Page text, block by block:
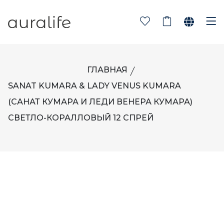
ГЛАВНАЯ
SANAT KUMARA & LADY VENUS KUMARA
(САНАТ КУМАРА И ЛЕДИ ВЕНЕРА КУМАРА)
СВЕТЛО-КОРАЛЛОВЫЙ 12 СПРЕЙ